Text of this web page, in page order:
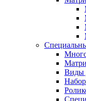
Виды